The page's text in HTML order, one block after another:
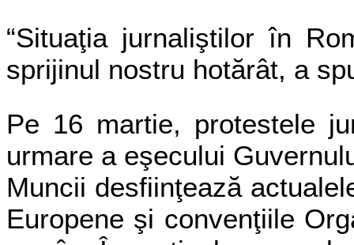
“Situaţia jurnaliştilor în
sprijinul nostru hotărât, a
Pe 16 martie, protestele
urmare a eşecului
Muncii desfiinţează
Europene şi convenţiile